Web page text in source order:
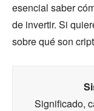
esencial saber
de invertir. Si
sobre qué son
Significado,